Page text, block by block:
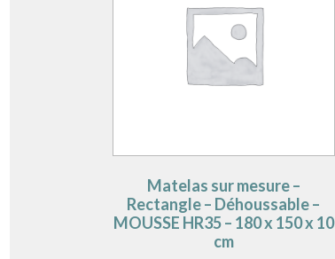
Matelas sur mesure –
Rectangle – Déhoussable –
MOUSSE HR35 – 180 x 150 x 10
cm